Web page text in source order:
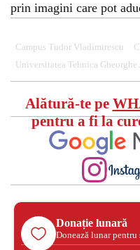
prin imagini care pot
Campus Tudor Vladimirescu
Universitatea Tehnica Gheorghe
Alătură-te pe
pentru a fi la
Donație lunară
Donează lunar